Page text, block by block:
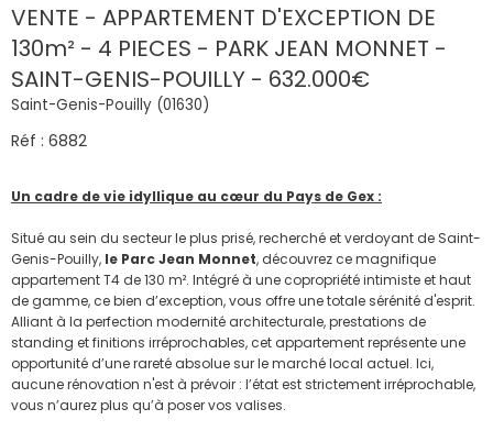
VENTE - APPARTEMENT D'EXCEPTION DE
130m² - 4 PIECES - PARK JEAN MONNET -
SAINT-GENIS-POUILLY - 632.000€
Saint-Genis-Pouilly (01630)
Réf : 6882
Un cadre de vie idyllique au cœur du Pays de Gex :
Situé au sein du secteur le plus prisé, recherché et verdoyant de Saint-
Genis-Pouilly, le Parc Jean Monnet, découvrez ce magnifique
appartement T4 de 130 m². Intégré à une copropriété intimiste et haut
de gamme, ce bien d’exception, vous offre une totale sérénité d'esprit.
Alliant à la perfection modernité architecturale, prestations de
standing et finitions irréprochables, cet appartement représente une
opportunité d’une rareté absolue sur le marché local actuel. Ici,
aucune rénovation n'est à prévoir : l’état est strictement irréprochable,
vous n’aurez plus qu’à poser vos valises.